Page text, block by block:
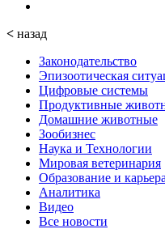
< назад
Законодательство
Эпизоотическая
Цифровые системы
Продуктивные
Домашние животные
Зообизнес
Наука и Технологии
Мировая ветеринария
Образование и карьера
Аналитика
Видео
Все новости